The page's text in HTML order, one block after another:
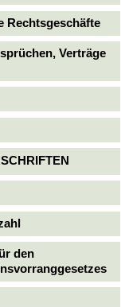
Rechtsgeschäfte
Verträge
den